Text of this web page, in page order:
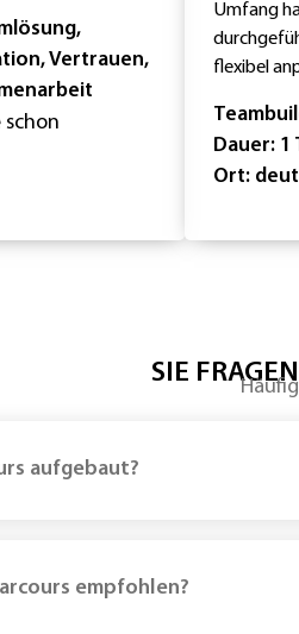
Vertrauen,
schon
Umfang
flexibel
Dauer: 1
Ort:
SIE
aufgebaut?
empfohlen?